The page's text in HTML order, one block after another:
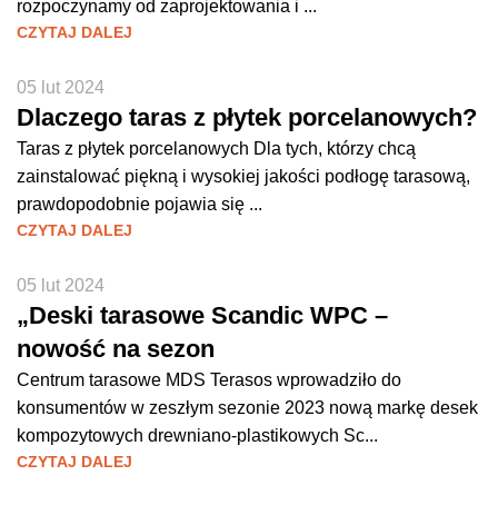
rozpoczynamy od zaprojektowania i ...
CZYTAJ DALEJ
05 lut 2024
Dlaczego taras z płytek porcelanowych?
Taras z płytek porcelanowych Dla tych, którzy chcą
zainstalować piękną i wysokiej jakości podłogę tarasową,
prawdopodobnie pojawia się ...
CZYTAJ DALEJ
05 lut 2024
„Deski tarasowe Scandic WPC –
nowość na sezon
Centrum tarasowe MDS Terasos wprowadziło do
konsumentów w zeszłym sezonie 2023 nową markę desek
kompozytowych drewniano-plastikowych Sc...
CZYTAJ DALEJ